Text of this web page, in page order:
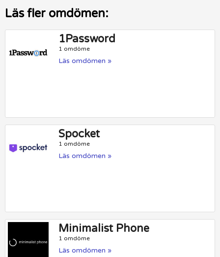
Läs fler omdömen:
1Password
1 omdöme
Läs omdömen »
Spocket
1 omdöme
Läs omdömen »
Minimalist Phone
1 omdöme
Läs omdömen »